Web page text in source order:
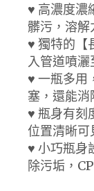
♥ 高濃度濃
髒污，溶解
♥ 獨特的【
入管道噴灑
♥ 一瓶多用
塞，還能消
♥ 瓶身有刻
位置清晰可
♥ 小巧瓶身
除污垢，